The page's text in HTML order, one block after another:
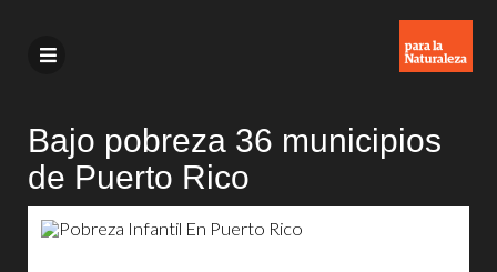
Bajo pobreza 36 municipios
de Puerto Rico